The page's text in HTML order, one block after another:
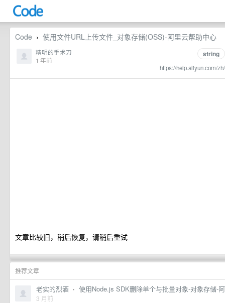
Code › 使用文件URL上传文件_对象存储(OSS)-阿里云帮助中心
string
https://help.aliyun.com/
精明的手术刀
1 年前
文章比较旧，稍后恢复，请稍后重试
推荐文章
老实的烈酒 · 使用Node.js SDK删除单个与批量对象-对象存储-
3 月前